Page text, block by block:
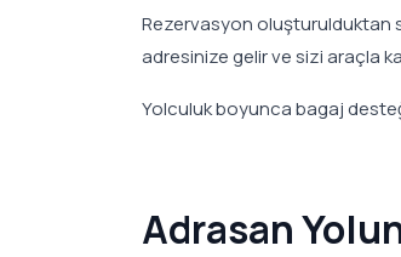
Rezervasyon oluşturulduktan
adresinize gelir ve sizi araçla
Yolculuk boyunca bagaj
Adrasan